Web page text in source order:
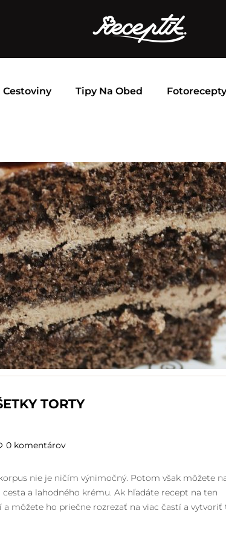
Cestoviny Tipy Na Obed Fotorecepty
TORTY
0 komentárov
nie je ničím výnimočný. Potom však môžete
a lahodného krému. Ak hľadáte recept na ten
môžete ho priečne rozrezať na viac častí a vytvoriť